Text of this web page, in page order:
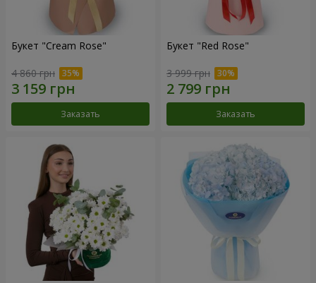
Букет "Cream Rose"
4 860 грн
Заказать
Букет "Red Rose"
3 999 грн
Заказать